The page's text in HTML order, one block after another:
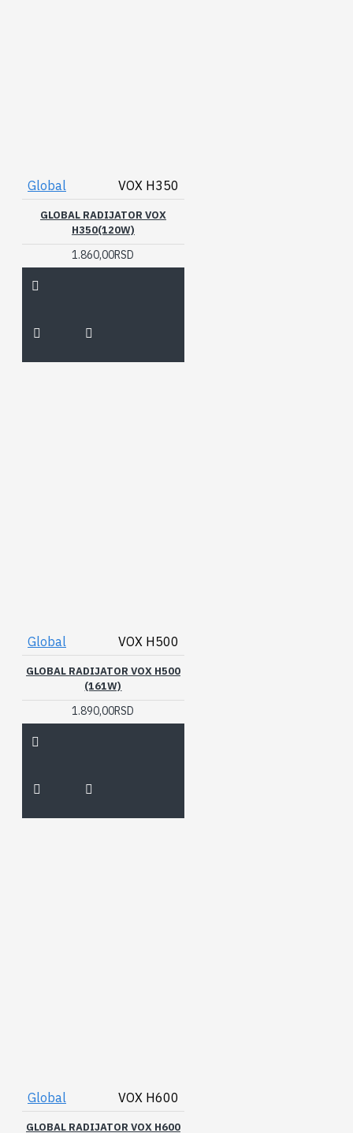
Global VOX H350
GLOBAL RADIJATOR VOX
H350(120W)
1.860,00RSD
Global VOX H500
GLOBAL RADIJATOR VOX H500
(161W)
1.890,00RSD
Global VOX H600
GLOBAL RADIJATOR VOX H600